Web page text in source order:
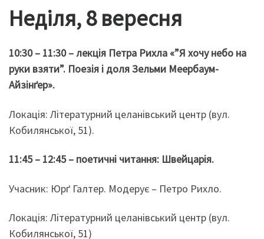
Неділя, 8 вересня
10:30 – 11:30 – лекція Петра Рихла «”Я хочу небо на
руки взяти”. Поезія і доля Зельми Меербаум-
Айзінґер».
Локація: Літературний целанівський центр (вул.
Кобилянської, 51).
11:45 – 12:45 – поетичні читання: Швейцарія.
Учасник: Юрґ Галтер. Модерує – Петро Рихло.
Локація: Літературний целанівський центр (вул.
Кобилянської, 51)